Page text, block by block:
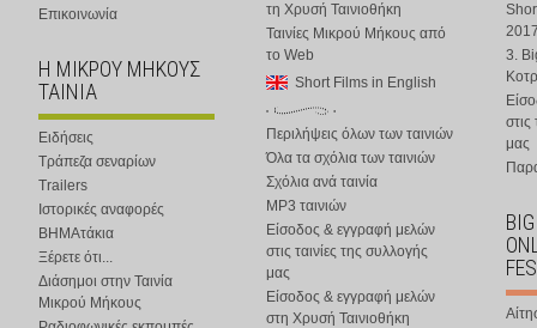
Επικοινωνία
Η ΜΙΚΡΟΥ ΜΗΚΟΥΣ
ΤΑΙΝΙΑ
Ειδήσεις
Τράπεζα σεναρίων
Trailers
Ιστορικές αναφορές
ΒΗΜΑτάκια
Ξέρετε ότι...
Διάσημοι στην Ταινία
Μικρού Μήκους
τη Χρυσή Ταινιοθήκη
Ταινίες Μικρού Μήκους από
το Web
Short Films in English
Περιλήψεις όλων των ταινιών
Όλα τα σχόλια των ταινιών
Σχόλια ανά ταινία
MP3 ταινιών
Είσοδος & εγγραφή μελών
στις ταινίες της συλλογής
μας
Είσοδος & εγγραφή μελών
στη Χρυσή Ταινιοθήκη
3.
στις
μας